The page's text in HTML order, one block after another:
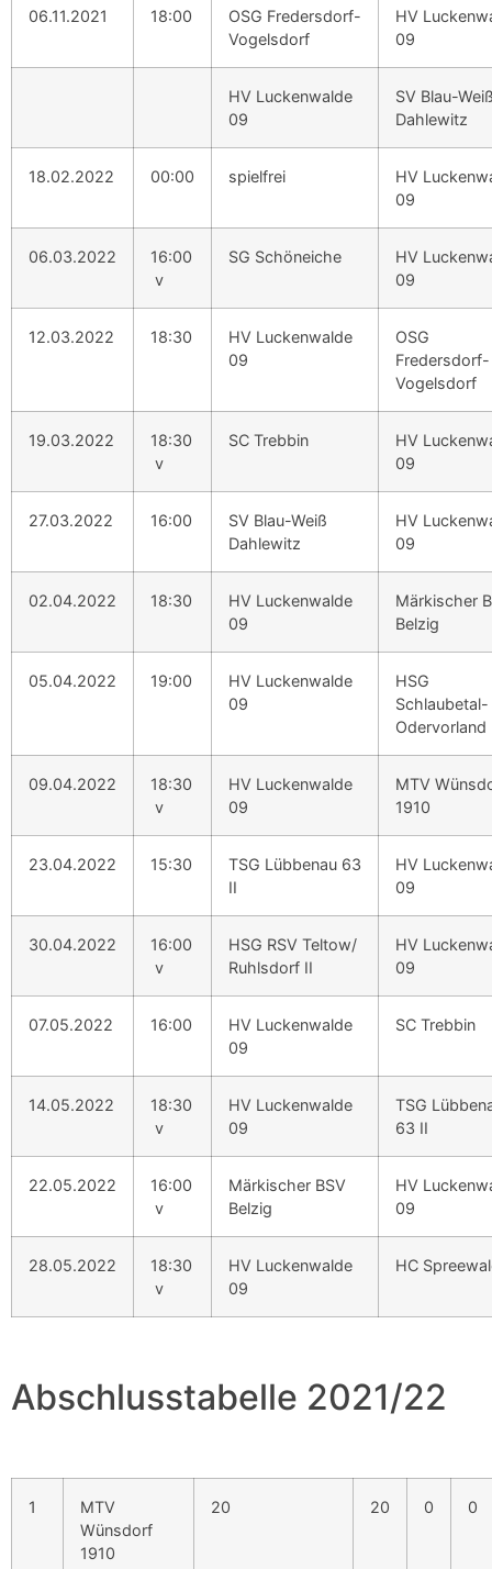
06.11.2021 18:00
OSG Fredersdorf-
Vogelsdorf
HV
09
HV Luckenwalde
09
SV Blau-
Dahlewitz
18.02.2022 00:00 spielfrei
HV
09
06.03.2022
16:00
v
SG Schöneiche
HV
09
12.03.2022 18:30
HV Luckenwalde
09
OSG
Fredersdorf-
Vogelsdorf
19.03.2022
18:30
v
SC Trebbin
HV
09
27.03.2022 16:00
SV Blau-Weiß
Dahlewitz
HV
09
02.04.2022 18:30
HV Luckenwalde
09
Märkischer
Belzig
05.04.2022 19:00
HV Luckenwalde
09
HSG
Schlaubetal-
Odervorland
09.04.2022
18:30
v
HV Luckenwalde
09
MTV
1910
23.04.2022 15:30
TSG Lübbenau 63
II
HV
09
30.04.2022
16:00
v
HSG RSV Teltow/
Ruhlsdorf II
HV
09
07.05.2022 16:00
HV Luckenwalde
09
SC Trebbin
14.05.2022
18:30
v
HV Luckenwalde
09
TSG
63 II
22.05.2022
16:00
v
Märkischer BSV
Belzig
HV
09
28.05.2022
18:30
v
HV Luckenwalde
09
HC
Abschlusstabelle 2021/22
1
MTV
Wünsdorf
1910
20 20 0 0